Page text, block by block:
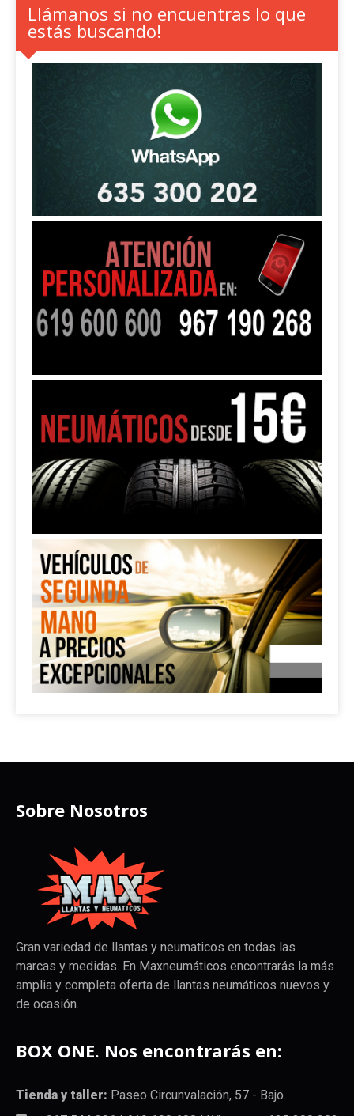
Llámanos si no encuentras lo que
estás buscando!
Sobre Nosotros
Gran variedad de llantas y neumaticos en todas las
marcas y medidas. En Maxneumáticos encontrarás la más
amplia y completa oferta de llantas neumáticos nuevos y
de ocasión.
BOX ONE. Nos encontrarás en:
Tienda y taller: Paseo Circunvalación, 57 - Bajo.